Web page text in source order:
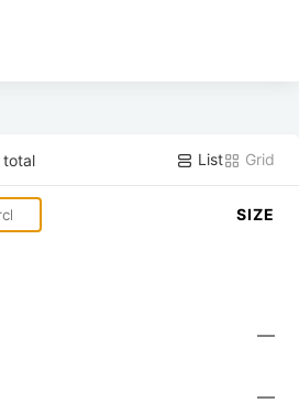
total List Grid
SIZE
—
—